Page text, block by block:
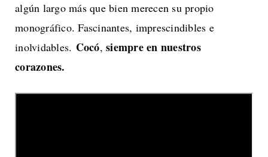
algún largo más que bien merecen su propio
monográfico. Fascinantes, imprescindibles e
inolvidables. Cocó, siempre en nuestros
corazones.